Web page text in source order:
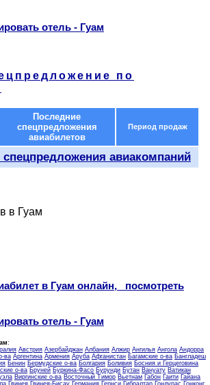
отель - Гуам
по
Последние
спецпредложения
авиабилетов
Период продаж
спецпредложения авиакомпаний
в Гуам
в Гуам онлайн, посмотреть
отель - Гуам
:
Австрия Азербайджан Албания Алжир Ангилья Ангола Андорра
ва Аргентина Армения Аруба Афганистан Багамские о-ва Бангладеш
Бенин Бермудские о-ва Болгария Боливия Босния и Герцеговина
о-ва Бруней Буркина-Фасо Бурунди Бутан Вануату Ватикан
Виргинские о-ва Восточный Тимор Вьетнам Габон Гаити Гайана
Гвинея Гвинея-Бисау Германия Гернси Гибралтар Гондурас Гонконг